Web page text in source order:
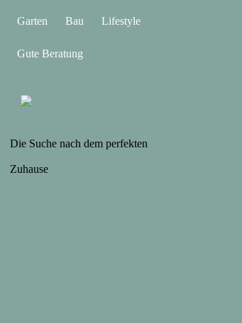
Garten Bau Lifestyle
Gute Beratung
Die Suche nach dem perfekten
Zuhause